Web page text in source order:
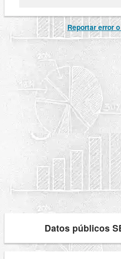
Reportar error
Datos públicos